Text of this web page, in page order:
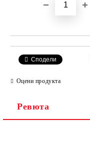
Сподели
Оцени продукта
Ревюта